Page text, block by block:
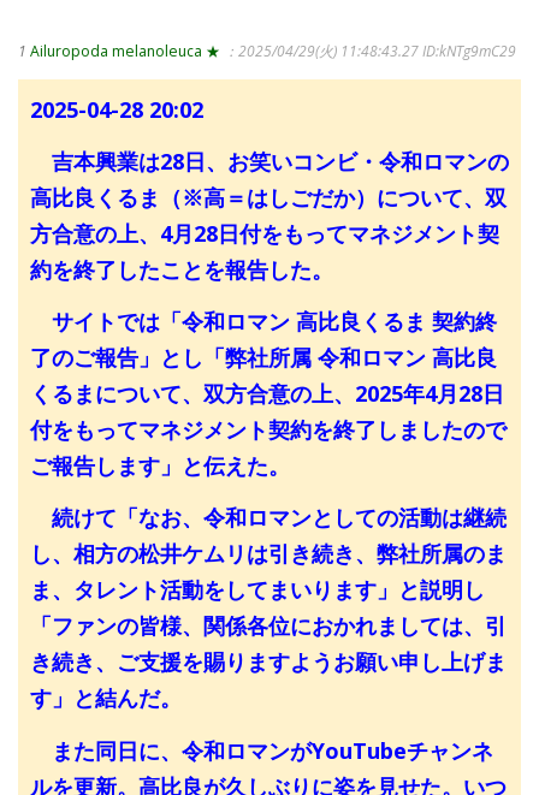
1 Ailuropoda melanoleuca ★ ：2025/04/29(火) 11:48:43.27ID:kNTg9mC29
2025-04-28 20:02
吉本興業は28日、お笑いコンビ・令和ロマンの
高比良くるま（※高＝はしごだか）について、双
方合意の上、4月28日付をもってマネジメント契
約を終了したことを報告した。
サイトでは「令和ロマン 高比良くるま 契約終
了のご報告」とし「弊社所属 令和ロマン 高比良
くるまについて、双方合意の上、2025年4月28日
付をもってマネジメント契約を終了しましたので
ご報告します」と伝えた。
続けて「なお、令和ロマンとしての活動は継続
し、相方の松井ケムリは引き続き、弊社所属のま
ま、タレント活動をしてまいります」と説明し
「ファンの皆様、関係各位におかれましては、引
き続き、ご支援を賜りますようお願い申し上げま
す」と結んだ。
また同日に、令和ロマンがYouTubeチャンネ
ルを更新。高比良が久しぶりに姿を見せた。いつ